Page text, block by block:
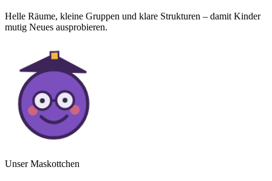
Helle Räume, kleine Gruppen und klare Strukturen – damit Kinder
mutig Neues ausprobieren.
Unser Maskottchen